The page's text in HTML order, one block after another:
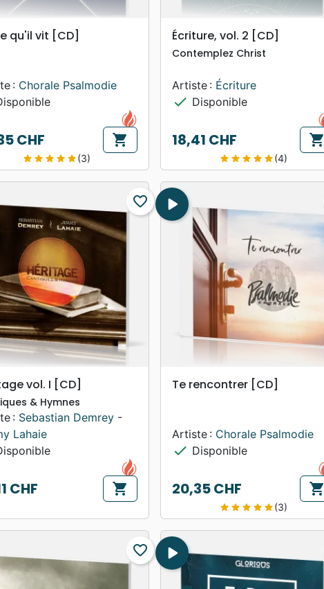
search APERÇU RAPIDE
qu'il vit [CD]
: Chorale Psalmodie
CHF shopping_cart
star star star star star(3)
search APERÇU RAPIDE
Écriture, vol. 2 [CD]
Contemplez Christ
Artiste : Écriture
check Disponible
Prix
18,41 CHF shopping_cart
star star star star star(4)
search APERÇU RAPIDE
favorite_border
vol. I [CD]
& Hymnes
: Sebastian Demrey -
Lahaie
CHF shopping_cart
search APERÇU RAPIDE
play_arrow
Te rencontrer [CD]
Artiste : Chorale Psalmodie
check Disponible
Prix
20,35 CHF shopping_cart
star star star star star(3)
favorite_border play_arrow